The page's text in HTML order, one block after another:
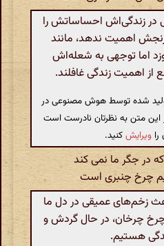
زندگی‌اش احساساتش را
اهمیت ندهد، مانند
اما توجهی به شعله‌اش
از اهمیت زندگی غافلند.
شده توسط هوش مصنوعی در
این متن به نظرتان نادرست است
ویرایشکنید.
در جگر ما نمی کند
چرخ چنبری است
زخم‌های عمیقی در دل ما
چرخان، در حال گردش و
هستیم.